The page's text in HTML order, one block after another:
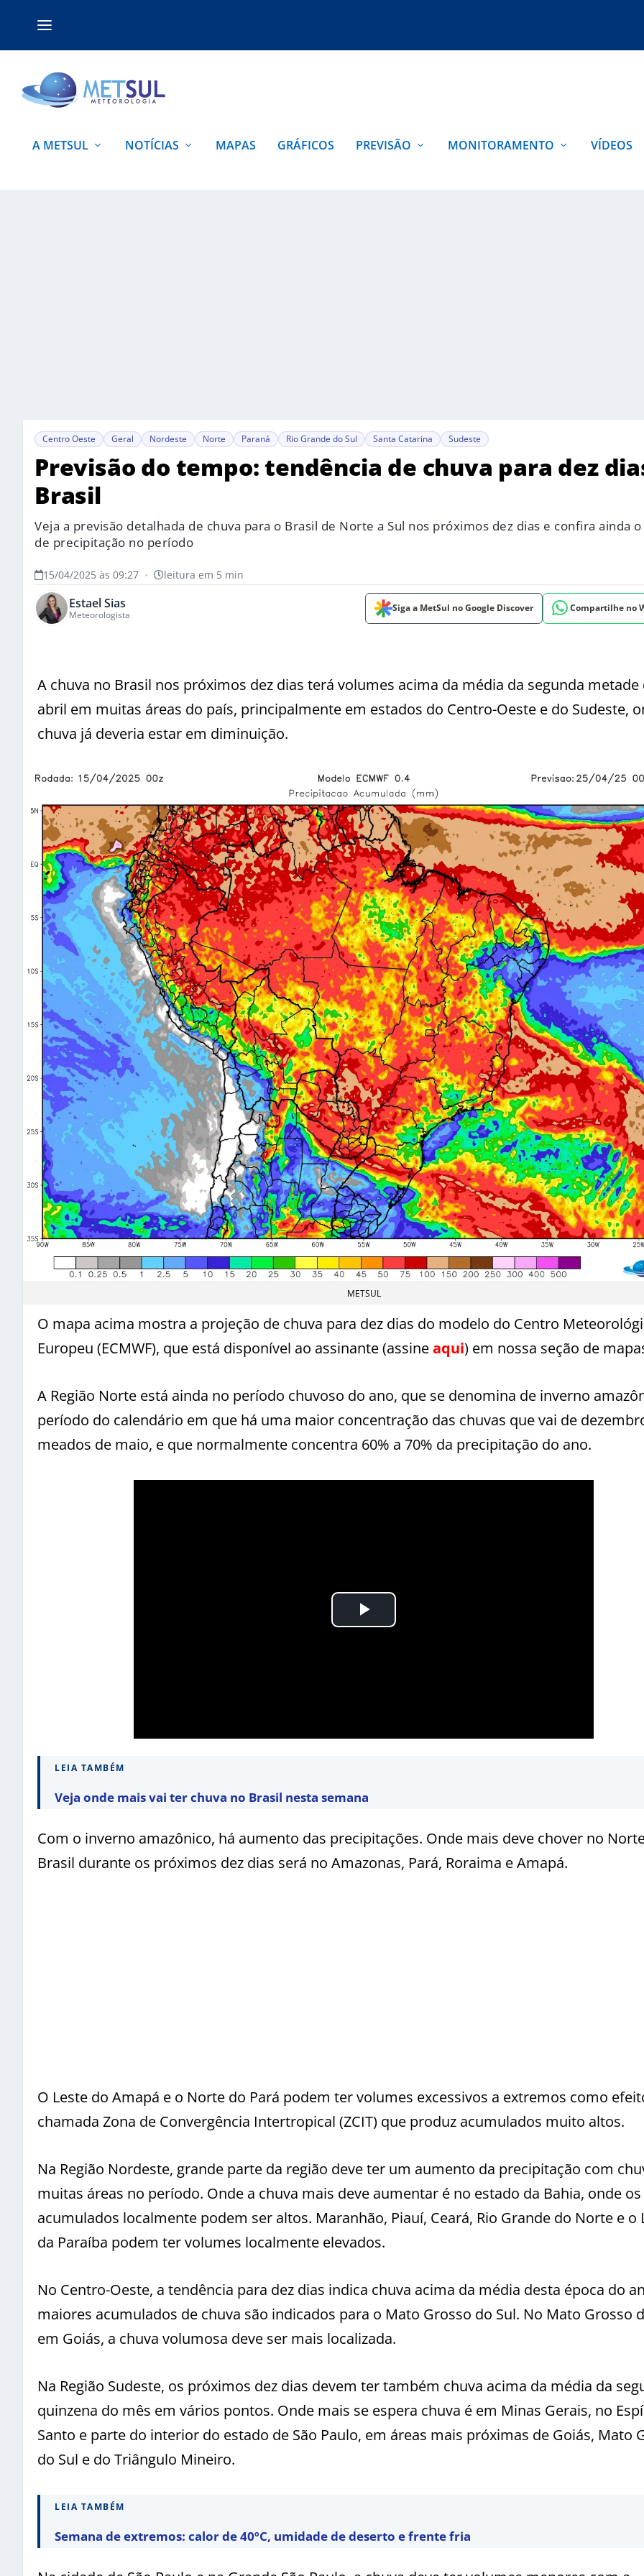
A METSUL NOTÍCIAS MAPAS GRÁFICOS PREVISÃO MONITORAMENTO VÍDEOS
Centro Oeste Geral Nordeste Norte Paraná Rio Grande do Sul Santa Catarina Sudeste
Previsão do tempo: tendência de chuva para dez
Brasil
Veja a previsão detalhada de chuva para o Brasil de Norte a Sul nos próximos dez dias e confira ainda
de precipitação no período
15/04/2025 às 09:27 • leitura em 5 min
Estael Sias
Meteorologista
Siga a MetSul no Google Discover Compartilhe no
A chuva no Brasil nos próximos dez dias terá volumes acima da média da segunda metade
abril em muitas áreas do país, principalmente em estados do Centro-Oeste e do Sudeste,
chuva já deveria estar em diminuição.
METSUL
O mapa acima mostra a projeção de chuva para dez dias do modelo do Centro
Europeu (ECMWF), que está disponível ao assinante (assineaqui) em nossa seção de
A Região Norte está ainda no período chuvoso do ano, que se denomina de inverno
período do calendário em que há uma maior concentração das chuvas que vai de
meados de maio, e que normalmente concentra 60% a 70% da precipitação do ano.
LEIA TAMBÉM
Veja onde mais vai ter chuva no Brasil nesta semana
Com o inverno amazônico, há aumento das precipitações. Onde mais deve chover no
Brasil durante os próximos dez dias será no Amazonas, Pará, Roraima e Amapá.
O Leste do Amapá e o Norte do Pará podem ter volumes excessivos a extremos como
chamada Zona de Convergência Intertropical (ZCIT) que produz acumulados muito altos.
Na Região Nordeste, grande parte da região deve ter um aumento da precipitação com
muitas áreas no período. Onde a chuva mais deve aumentar é no estado da Bahia, onde os
acumulados localmente podem ser altos. Maranhão, Piauí, Ceará, Rio Grande do Norte e o
da Paraíba podem ter volumes localmente elevados.
No Centro-Oeste, a tendência para dez dias indica chuva acima da média desta época do
maiores acumulados de chuva são indicados para o Mato Grosso do Sul. No Mato Grosso
em Goiás, a chuva volumosa deve ser mais localizada.
Na Região Sudeste, os próximos dez dias devem ter também chuva acima da média da
quinzena do mês em vários pontos. Onde mais se espera chuva é em Minas Gerais, no
Santo e parte do interior do estado de São Paulo, em áreas mais próximas de Goiás, Mato
do Sul e do Triângulo Mineiro.
LEIA TAMBÉM
Semana de extremos: calor de 40ºC, umidade de deserto e frente fria